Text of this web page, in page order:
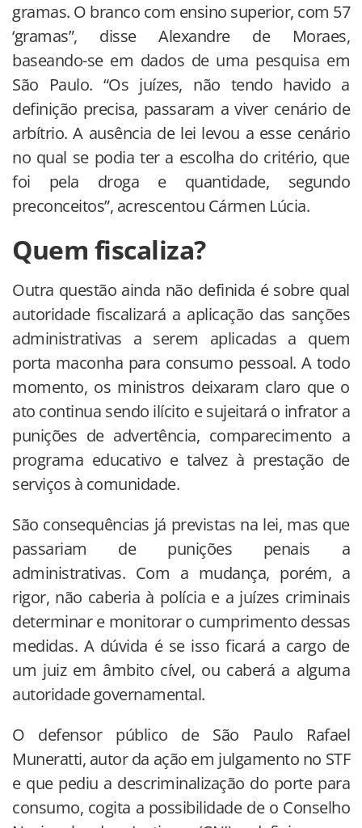
gramas. O branco com ensino superior, com 57
‘gramas”, disse Alexandre de Moraes,
baseando-se em dados de uma pesquisa em
São Paulo. “Os juízes, não tendo havido a
definição precisa, passaram a viver cenário de
arbítrio. A ausência de lei levou a esse cenário
no qual se podia ter a escolha do critério, que
foi pela droga e quantidade, segundo
preconceitos”, acrescentou Cármen Lúcia.
Quem fiscaliza?
Outra questão ainda não definida é sobre qual
autoridade fiscalizará a aplicação das sanções
administrativas a serem aplicadas a quem
porta maconha para consumo pessoal. A todo
momento, os ministros deixaram claro que o
ato continua sendo ilícito e sujeitará o infrator a
punições de advertência, comparecimento a
programa educativo e talvez à prestação de
serviços à comunidade.
São consequências já previstas na lei, mas que
passariam de punições penais a
administrativas. Com a mudança, porém, a
rigor, não caberia à polícia e a juízes criminais
determinar e monitorar o cumprimento dessas
medidas. A dúvida é se isso ficará a cargo de
um juiz em âmbito cível, ou caberá a alguma
autoridade governamental.
O defensor público de São Paulo Rafael
Muneratti, autor da ação em julgamento no STF
e que pediu a descriminalização do porte para
consumo, cogita a possibilidade de o Conselho